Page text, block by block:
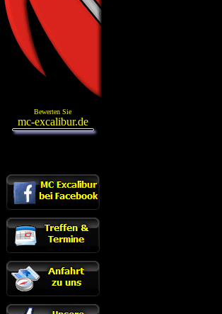
Bewerten Sie
mc-excalibur.de